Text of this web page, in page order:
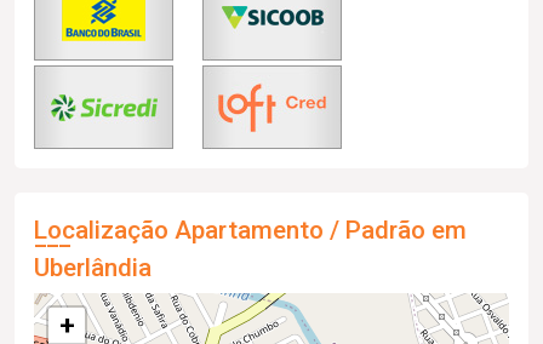
Localização Apartamento / Padrão em
Uberlândia
+